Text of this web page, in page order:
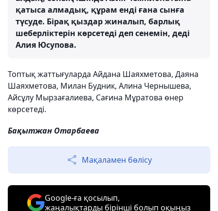
қатыса алмадық, құрам енді ғана сынға
түсуде. Бірақ қыздар жиналып, барлық
шеберліктерін көрсетеді деп сенемін, деді
Алия Юсупова.
Топтық жаттығуларда Айдана Шаяхметова, Даяна
Шаяхметова, Милан Будник, Алина Чернышева,
Айсұлу Мырзағалиева, Сағина Мұратова өнер
көрсетеді.
Бақытжан Отарбаева
Мақаламен бөлісу
Google-ға қосылып,
жаңалықтарды бірінші болып оқыңыз